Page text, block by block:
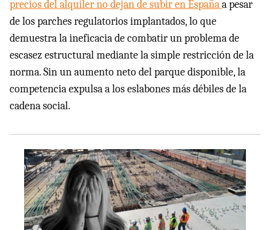
precios del alquiler no dejan de subir en Españaa pesar
de los parches regulatorios implantados, lo que
demuestra la ineficacia de combatir un problema de
escasez estructural mediante la simple restricción de la
norma. Sin un aumento neto del parque disponible, la
competencia expulsa a los eslabones más débiles de la
cadena social.